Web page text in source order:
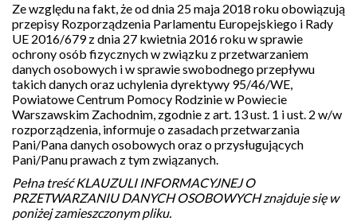
Ze względu na fakt, że od dnia 25 maja 2018 roku obowiązują
przepisy Rozporządzenia Parlamentu Europejskiego i Rady
UE 2016/679 z dnia 27 kwietnia 2016 roku w sprawie
ochrony osób fizycznych w związku z przetwarzaniem
danych osobowych i w sprawie swobodnego przepływu
takich danych oraz uchylenia dyrektywy 95/46/WE,
Powiatowe Centrum Pomocy Rodzinie w Powiecie
Warszawskim Zachodnim, zgodnie z art. 13 ust. 1 i ust. 2 w/w
rozporządzenia, informuje o zasadach przetwarzania
Pani/Pana danych osobowych oraz o przysługujących
Pani/Panu prawach z tym związanych.
Pełna treść KLAUZULI INFORMACYJNEJ O
PRZETWARZANIU DANYCH OSOBOWYCH znajduje się w
poniżej zamieszczonym pliku.